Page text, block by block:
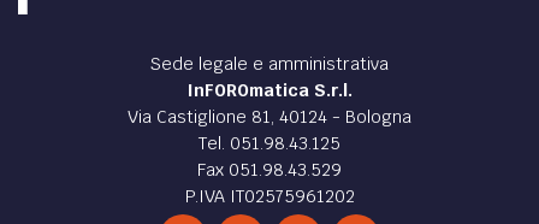
Sede legale e amministrativa
InFOROmatica S.r.l.
Via Castiglione 81, 40124 - Bologna
Tel. 051.98.43.125
Fax 051.98.43.529
P.IVA IT02575961202